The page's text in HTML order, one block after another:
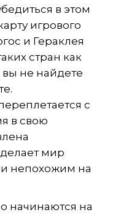
в этом
игрового
и Гераклея
стран как
не найдете
с
в свою
мир
непохожим на
начинаются на